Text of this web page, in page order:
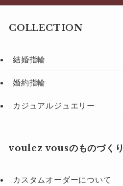
COLLECTION
結婚指輪
婚約指輪
カジュアルジュエリー
voulez vousのものづくり
カスタムオーダーについて